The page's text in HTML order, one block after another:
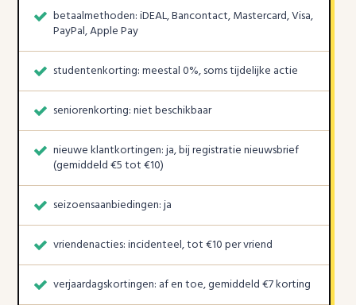
betaalmethoden: iDEAL, Bancontact, Mastercard, Visa,
PayPal, Apple Pay
studentenkorting: meestal 0%, soms tijdelijke actie
seniorenkorting: niet beschikbaar
nieuwe klantkortingen: ja, bij registratie nieuwsbrief
(gemiddeld €5 tot €10)
seizoensaanbiedingen: ja
vriendenacties: incidenteel, tot €10 per vriend
verjaardagskortingen: af en toe, gemiddeld €7 korting